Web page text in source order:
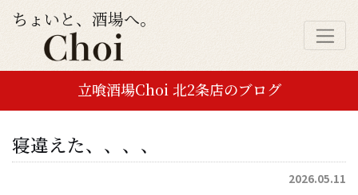
ちょいと、酒場へ。
立喰酒場Choi 北2条店のブログ
寝違えた、、、、
2026.05.11